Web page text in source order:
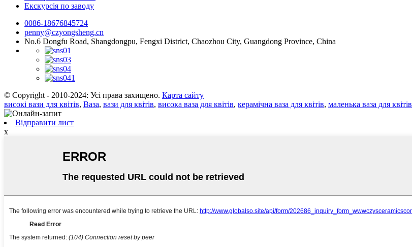
Екскурсія по заводу
0086-18676845724
penny@czyongsheng.cn
No.6 Dongfu Road, Shangdongpu, Fengxi District, Chaozhou City, Guangdong Province, China
© Copyright - 2010-2024: Усі права захищено. Карта сайту
високі вази для квітів, Ваза, вази для квітів, висока ваза для квітів, керамічна ваза для квітів, маленька ваза для квітів
Відправити лист
x